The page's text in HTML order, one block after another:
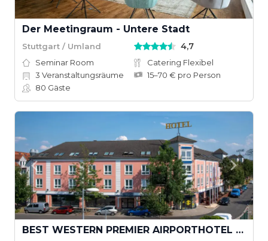
Der Meetingraum - Untere Stadt
Stuttgart / Umland 4,7
Seminar Room
Catering Flexibel
3 Veranstaltungsräume
15–70 € pro Person
80 Gäste
BEST WESTERN PREMIER AIRPORTHOTEL BERLIN